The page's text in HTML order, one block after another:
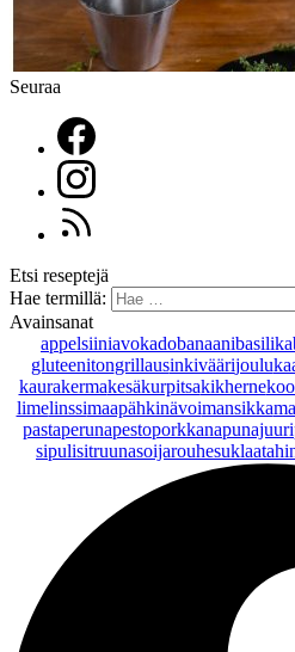
Seuraa
Etsi reseptejä
Hae termillä:
Avainsanat
appelsiiniavokadobanaanibasilika
gluteenitongrillausinkiväärijoulu
kaurakermakesäkurpitsakikherne
limelinssimaapähkinävoimansikka
pastaperunapestoporkkanapunajuuri
sipulisitruunasoijarouhesuklaa